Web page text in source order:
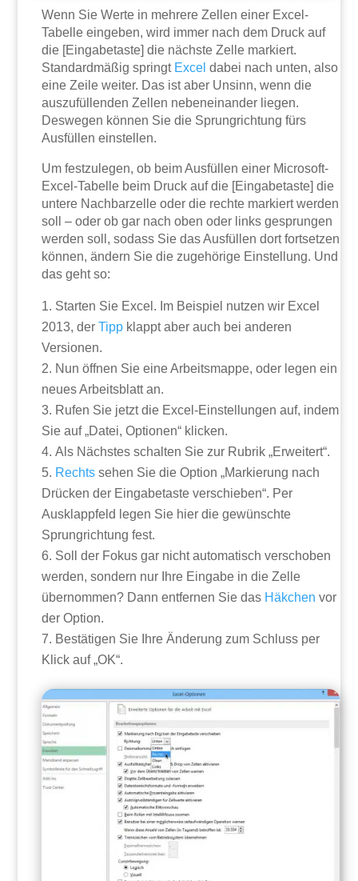
Wenn Sie Werte in mehrere Zellen einer Excel-
Tabelle eingeben, wird immer nach dem Druck auf
die [Eingabetaste] die nächste Zelle markiert.
Standardmäßig springt Excel dabei nach unten, also
eine Zeile weiter. Das ist aber Unsinn, wenn die
auszufüllenden Zellen nebeneinander liegen.
Deswegen können Sie die Sprungrichtung fürs
Ausfüllen einstellen.
Um festzulegen, ob beim Ausfüllen einer Microsoft-
Excel-Tabelle beim Druck auf die [Eingabetaste] die
untere Nachbarzelle oder die rechte markiert werden
soll – oder ob gar nach oben oder links gesprungen
werden soll, sodass Sie das Ausfüllen dort fortsetzen
können, ändern Sie die zugehörige Einstellung. Und
das geht so:
Starten Sie Excel. Im Beispiel nutzen wir Excel
2013, derTipp klappt aber auch bei anderen
Versionen.
Nun öffnen Sie eine Arbeitsmappe, oder legen ein
neues Arbeitsblatt an.
Rufen Sie jetzt die Excel-Einstellungen auf, indem
Sie auf „Datei, Optionen“ klicken.
Als Nächstes schalten Sie zur Rubrik „Erweitert“.
Rechts sehen Sie die Option „Markierung nach
Drücken der Eingabetaste verschieben“. Per
Ausklappfeld legen Sie hier die gewünschte
Sprungrichtung fest.
Soll der Fokus gar nicht automatisch verschoben
werden, sondern nur Ihre Eingabe in die Zelle
übernommen? Dann entfernen Sie das Häkchen vor
der Option.
Bestätigen Sie Ihre Änderung zum Schluss per
Klick auf „OK“.